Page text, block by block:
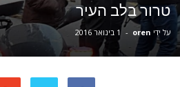
טרור בלב העיר
על ידי oren
- 1 בינואר 2016